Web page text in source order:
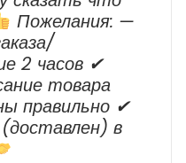
Пожелания: —
2 часов ✔
товара
правильно ✔
в